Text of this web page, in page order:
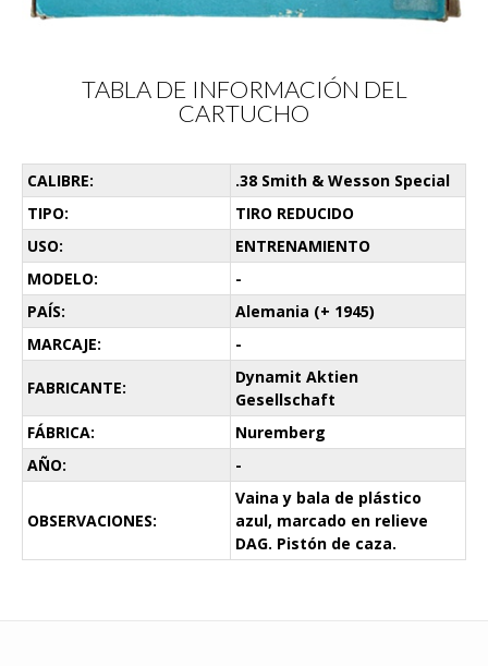
TABLA DE INFORMACIÓN DEL
CARTUCHO
CALIBRE:
.38 Smith & Wesson Special
TIPO:
TIRO REDUCIDO
USO:
ENTRENAMIENTO
MODELO:
-
PAÍS:
Alemania (+ 1945)
MARCAJE:
-
FABRICANTE:
Dynamit Aktien
Gesellschaft
FÁBRICA:
Nuremberg
AÑO:
-
OBSERVACIONES:
Vaina y bala de plástico
azul, marcado en relieve
DAG. Pistón de caza.